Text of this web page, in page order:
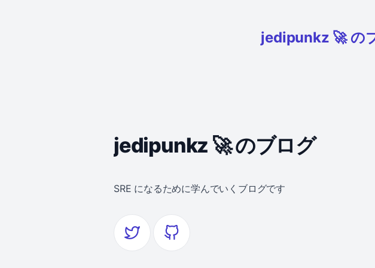
jedipunkz 🚀 の
jedipunkz 🚀 のブログ
SRE になるために学んでいくブログです